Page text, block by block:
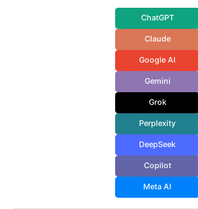
ChatGPT
Claude
Google AI
Gemini
Grok
Perplexity
DeepSeek
Copilot
Meta AI